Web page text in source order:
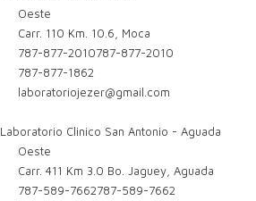
Oeste
Carr. 110 Km. 10.6, Moca
787-877-2010787-877-2010
787-877-1862
laboratoriojezer@gmail.com
Laboratorio Clinico San Antonio - Aguada
Oeste
Carr. 411 Km 3.0 Bo. Jaguey, Aguada
787-589-7662787-589-7662